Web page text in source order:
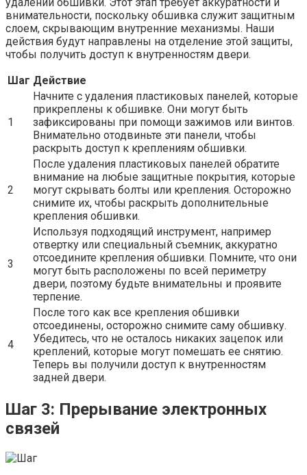
внимательности, поскольку обшивка служит защитным
слоем, скрывающим внутренние механизмы. Наши
действия будут направлены на отделение этой защиты,
чтобы получить доступ к внутренностям двери.
Шаг Действие
1
Начните с удаления пластиковых панелей, которые
прикреплены к обшивке. Они могут быть
зафиксированы при помощи зажимов или винтов.
Внимательно отодвиньте эти панели, чтобы
раскрыть доступ к креплениям обшивки.
2
После удаления пластиковых панелей обратите
внимание на любые защитные покрытия, которые
могут скрывать болты или крепления. Осторожно
снимите их, чтобы раскрыть дополнительные
крепления обшивки.
3
Используя подходящий инструмент, например
отвертку или специальный съемник, аккуратно
отсоедините крепления обшивки. Помните, что они
могут быть расположены по всей периметру
двери, поэтому будьте внимательны и проявите
терпение.
4
После того как все крепления обшивки
отсоединены, осторожно снимите саму обшивку.
Убедитесь, что не осталось никаких зацепок или
креплений, которые могут помешать ее снятию.
Теперь вы получили доступ к внутренностям
задней двери.
Шаг 3: Прерывание электронных
связей